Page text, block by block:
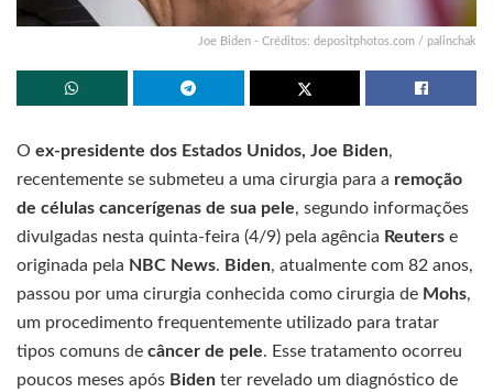
Joe Biden - Créditos: depositphotos.com / palinchak
O ex-presidente dos Estados Unidos, Joe Biden,
recentemente se submeteu a uma cirurgia para a remoção
de células cancerígenas de sua pele, segundo informações
divulgadas nesta quinta-feira (4/9) pela agência Reuters e
originada pela NBC News. Biden, atualmente com 82 anos,
passou por uma cirurgia conhecida como cirurgia de Mohs,
um procedimento frequentemente utilizado para tratar
tipos comuns de câncer de pele. Esse tratamento ocorreu
poucos meses após Biden ter revelado um diagnóstico de